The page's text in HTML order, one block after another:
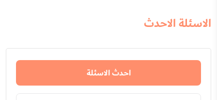
الاسئلة الاحدث
احدث الاسئلة